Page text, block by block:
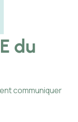
du
communiquer